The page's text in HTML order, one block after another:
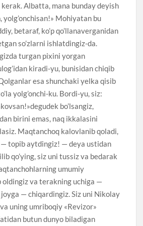
Albatta, mana bunday deyish
yolg’onchisan!» Mohiyatan bu
betaraf, ko’p qo’llanaverganidan
so’zlarni ishlatdingiz-da.
turgan pixini yorgan
kiradi-yu, bunisidan chiqib
esa shunchaki yelka qisib
yolg’onchi-ku. Bordi-yu, siz:
bo’lsangiz,
birini emas, naq ikkalasini
Maqtanchoq kalovlanib qoladi,
— topib aytdingiz! — deya ustidan
qo’ying, siz uni tussiz va bedarak
umumiy
oldingiz va terakning uchiga —
joyga — chiqardingiz. Siz uni Nikolay
uning umriboqiy «Revizor»
butun dunyo biladigan